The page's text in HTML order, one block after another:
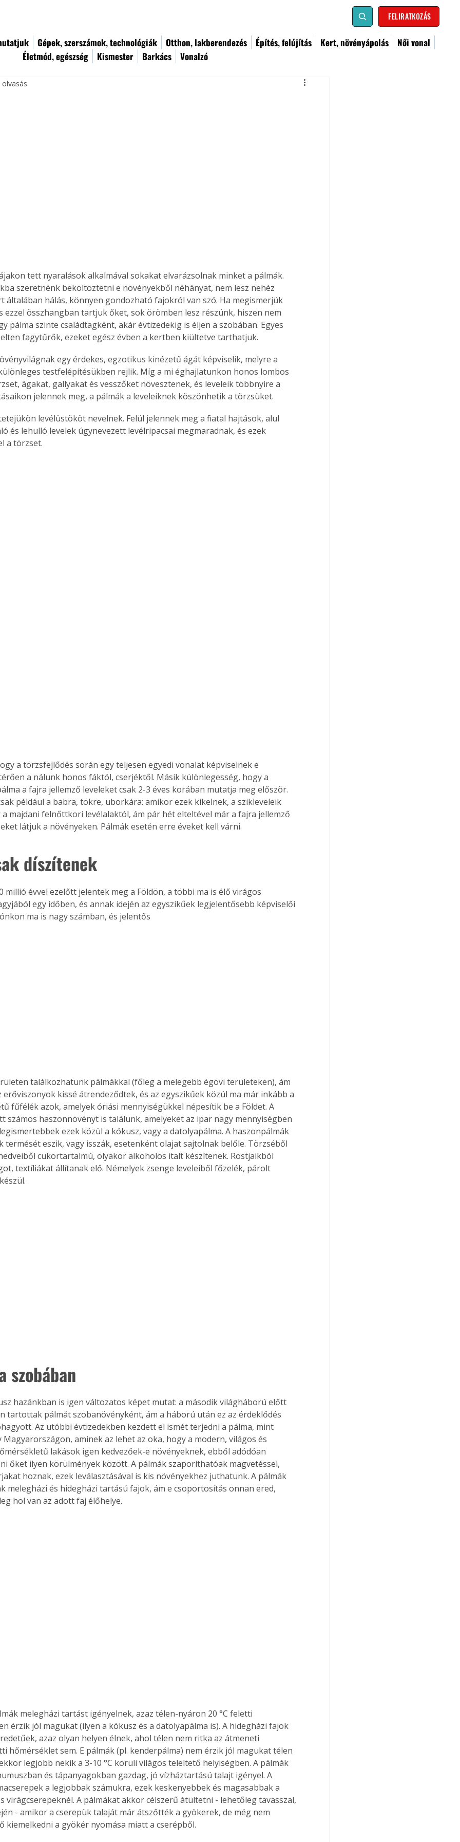
FELIRATKOZÁS
Gépek, szerszámok, technológiák Otthon, lakberendezés Építés, felújítás Kert, növényápolás
Női vonal
Életmód, egészség
Kismester Barkács Vonalzó
vagy
is
Bárhol,
élve
az
A
Gyógyító növények: a
olvasás
tett nyaralások alkalmával sokakat elvarázsolnak minket a pálmák.
szeretnénk beköltöztetni e növényekből néhányat, nem lesz nehéz
általában hálás, könnyen gondozható fajokról van szó. Ha megismerjük
ezzel összhangban tartjuk őket, sok örömben lesz részünk, hiszen nem
pálma szinte családtagként, akár évtizedekig is éljen a szobában. Egyes
fagytűrők, ezeket egész évben a kertben kiültetve tarthatjuk.
egy érdekes, egzotikus kinézetű ágát képviselik, melyre a
testfelépítésükben rejlik. Míg a mi éghajlatunkon honos lombos
ágakat, gallyakat és vesszőket növesztenek, és leveleik többnyire a
jelennek meg, a pálmák a leveleiknek köszönhetik a törzsüket.
és lehulló levelek úgynevezett levélripacsai megmaradnak, és ezek
a törzset.
a törzsfejlődés során egy teljesen egyedi vonalat képviselnek e
a nálunk honos fáktól, cserjéktől. Másik különlegesség, hogy a
a fajra jellemző leveleket csak 2-3 éves korában mutatja meg először.
például a babra, tökre, uborkára: amikor ezek kikelnek, a szikleveleik
majdani felnőttkori levélalaktól, ám pár hét elteltével már a fajra jellemző
látjuk a növényeken. Pálmák esetén erre éveket kell várni.
díszítenek
egy időben, és annak idején az egyszikűek legjelentősebb képviselői
ma is nagy számban, és jelentős
találkozhatunk pálmákkal (főleg a melegebb égövi területeken), ám
erőviszonyok kissé átrendeződtek, és az egyszikűek közül ma már inkább a
fűfélék azok, amelyek óriási mennyiségükkel népesítik be a Földet. A
számos haszonnövényt is találunk, amelyeket az ipar nagy mennyiségben
ezek közül a kókusz, vagy a datolyapálma. A haszonpálmák
termését eszik, vagy isszák, esetenként olajat sajtolnak belőle. Törzséből
cukortartalmú, olyakor alkoholos italt készítenek. Rostjaikból
textíliákat állítanak elő. Némelyek zsenge leveleiből főzelék, párolt
szobában
tartottak pálmát szobanövényként, ám a háború után ez az érdeklődés
Az utóbbi évtizedekben kezdett el ismét terjedni a pálma, mint
Magyarországon, aminek az lehet az oka, hogy a modern, világos és
lakások igen kedvezőek-e növényeknek, ebből adódóan
őket ilyen körülmények között. A pálmák szaporíthatóak magvetéssel,
hoznak, ezek leválasztásával is kis növényekhez juthatunk. A pálmák
melegházi és hidegházi tartású fajok, ám e csoportosítás onnan ered,
hol van az adott faj élőhelye.
érzik jól magukat (ilyen a kókusz és a datolyapálma is). A hidegházi fajok
azaz olyan helyen élnek, ahol télen nem ritka az átmeneti
hőmérséklet sem. E pálmák (pl. kenderpálma) nem érzik jól magukat télen
legjobb nekik a 3-10 °C körüli világos teleltető helyiségben. A pálmák
és tápanyagokban gazdag, jó vízháztartású talajt igényel. A
a legjobbak számukra, ezek keskenyebbek és magasabbak a
virágcserepeknél. A pálmákat akkor célszerű átültetni - lehetőleg tavasszal,
- amikor a cserepük talaját már átszőtték a gyökerek, de még nem
kiemelkedni a gyökér nyomása miatt a cserépből.